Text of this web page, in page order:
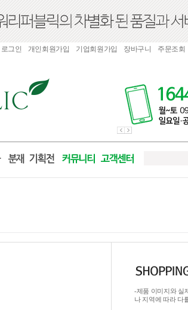
로그인 개인회원가입 기업회원가입 장바구니 주문조회
-제품 이미지와 실
나 지역에 따라 다